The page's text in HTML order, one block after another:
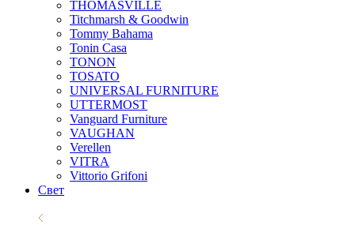
THOMASVILLE
Titchmarsh & Goodwin
Tommy Bahama
Tonin Casa
TONON
TOSATO
UNIVERSAL FURNITURE
UTTERMOST
Vanguard Furniture
VAUGHAN
Verellen
VITRA
Vittorio Grifoni
Свет